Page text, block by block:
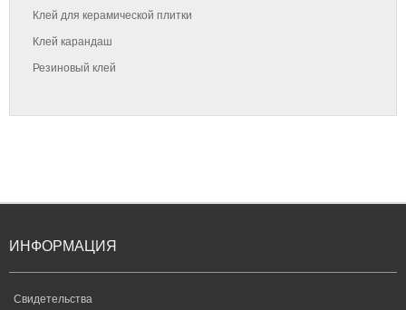
Клей для керамической плитки
Клей карандаш
Резиновый клей
ИНФОРМАЦИЯ
Свидетельства